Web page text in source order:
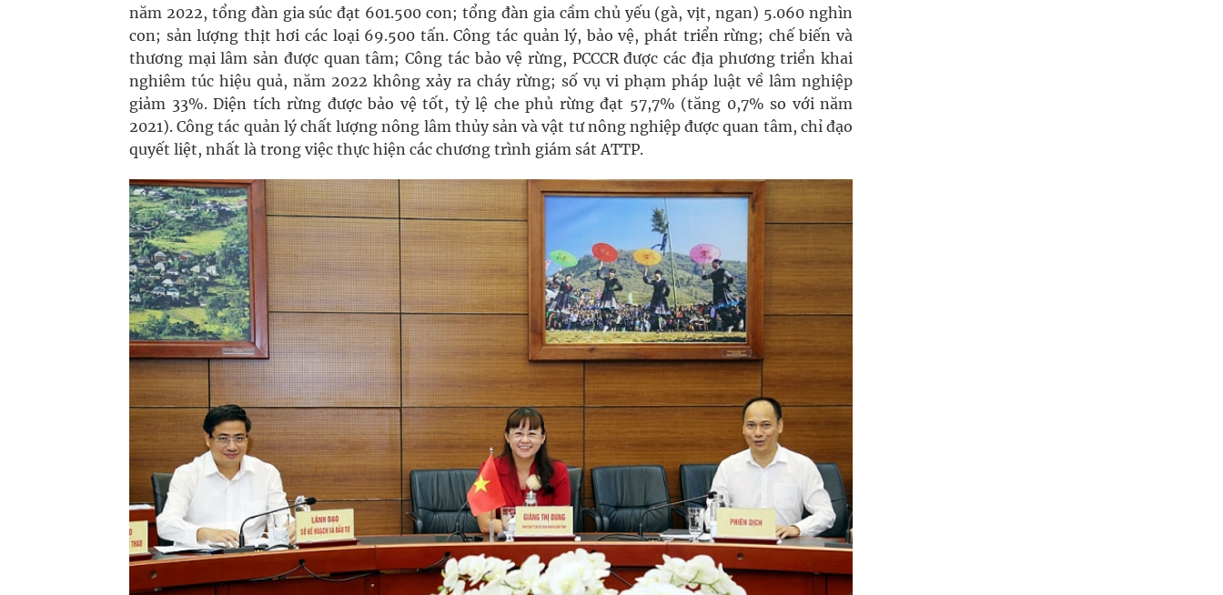
năm 2022, tổng đàn gia súc đạt 601.500 con; tổng đàn gia cầm chủ yếu (gà, vịt, ngan) 5.060 nghìn
con; sản lượng thịt hơi các loại 69.500 tấn. Công tác quản lý, bảo vệ, phát triển rừng; chế biến và
thương mại lâm sản được quan tâm; Công tác bảo vệ rừng, PCCCR được các địa phương triển khai
nghiêm túc hiệu quả, năm 2022 không xảy ra cháy rừng; số vụ vi phạm pháp luật về lâm nghiệp
giảm 33%. Diện tích rừng được bảo vệ tốt, tỷ lệ che phủ rừng đạt 57,7% (tăng 0,7% so với năm
2021). Công tác quản lý chất lượng nông lâm thủy sản và vật tư nông nghiệp được quan tâm, chỉ đạo
quyết liệt, nhất là trong việc thực hiện các chương trình giám sát ATTP.